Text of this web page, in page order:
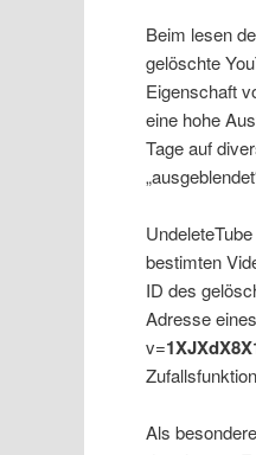
Beim lesen
gelöschte
Eigenschaft
eine hohe
Tage auf
bestimten
ID des
Adresse
v=
Als